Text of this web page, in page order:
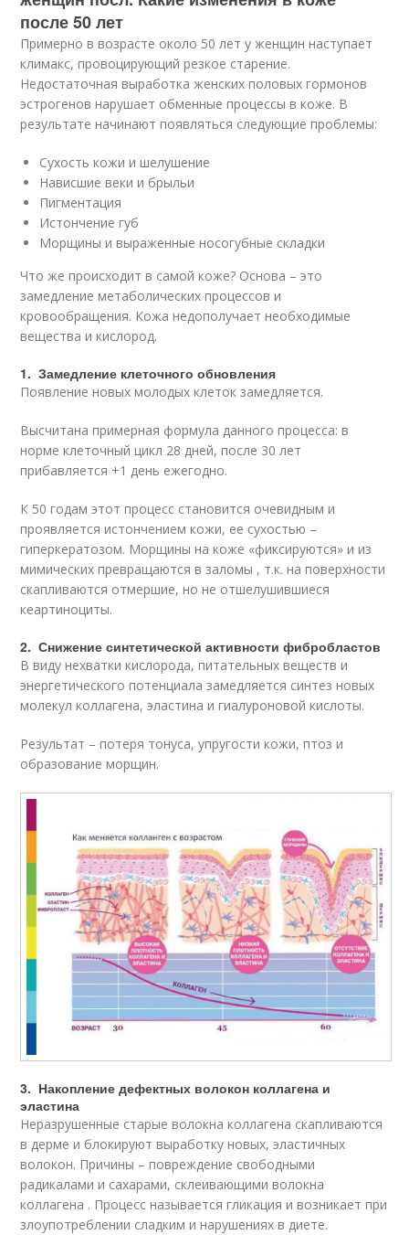
после 50 лет
Примерно в возрасте около 50 лет у женщин наступает
климакс, провоцирующий резкое старение.
Недостаточная выработка женских половых гормонов
эстрогенов нарушает обменные процессы в коже. В
результате начинают появляться следующие проблемы:
Сухость кожи и шелушение
Нависшие веки и брыльи
Пигментация
Истончение губ
Морщины и выраженные носогубные складки
Что же происходит в самой коже? Основа – это
замедление метаболических процессов и
кровообращения. Кожа недополучает необходимые
вещества и кислород.
1. Замедление клеточного обновления
Появление новых молодых клеток замедляется.
Высчитана примерная формула данного процесса: в
норме клеточный цикл 28 дней, после 30 лет
прибавляется +1 день ежегодно.
К 50 годам этот процесс становится очевидным и
проявляется истончением кожи, ее сухостью –
гиперкератозом. Морщины на коже «фиксируются» и из
мимических превращаются в заломы , т.к. на поверхности
скапливаются отмершие, но не отшелушившиеся
кеартиноциты.
2. Снижение синтетической активности фибробластов
В виду нехватки кислорода, питательных веществ и
энергетического потенциала замедляется синтез новых
молекул коллагена, эластина и гиалуроновой кислоты.
Результат – потеря тонуса, упругости кожи, птоз и
образование морщин.
3. Накопление дефектных волокон коллагена и
эластина
Неразрушенные старые волокна коллагена скапливаются
в дерме и блокируют выработку новых, эластичных
волокон. Причины – повреждение свободными
радикалами и сахарами, склеивающими волокна
коллагена . Процесс называется гликация и возникает при
злоупотреблении сладким и нарушениях в диете.